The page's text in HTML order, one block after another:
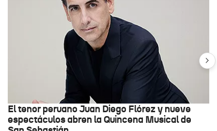
El tenor peruano Juan Diego Flórez y nueve
espectáculos abren la Quincena Musical de